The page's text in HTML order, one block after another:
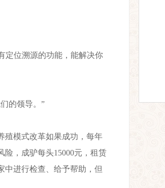
定位溯源的功能，能解决你
的领导。”
模式改革如果成功，每年
，成驴每头15000元，租赁
中进行检查、给予帮助，但